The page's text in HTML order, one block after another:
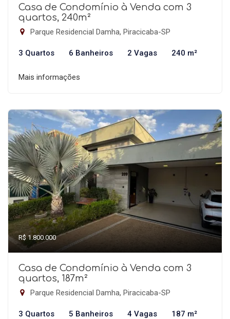
Casa de Condomínio à Venda com 3
quartos, 240m²
Parque Residencial Damha, Piracicaba-SP
3 Quartos 6 Banheiros 2 Vagas 240 m²
Mais informações
R$ 1.800.000
Casa de Condomínio à Venda com 3
quartos, 187m²
Parque Residencial Damha, Piracicaba-SP
3 Quartos 5 Banheiros 4 Vagas 187 m²